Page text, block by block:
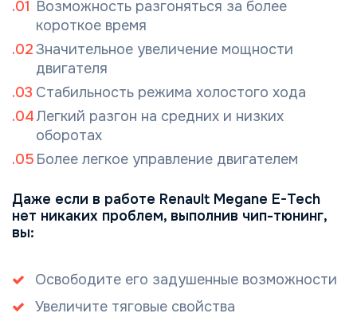
Возможность разгоняться за более
короткое время
Значительное увеличение мощности
двигателя
Стабильность режима холостого хода
Легкий разгон на средних и низких
оборотах
Более легкое управление двигателем
Даже если в работе Renault Megane E-Tech
нет никаких проблем, выполнив чип-тюнинг,
вы:
Освободите его задушенные возможности
Увеличите тяговые свойства